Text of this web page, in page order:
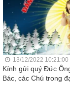
13/12/2022 10:21:00
Kính gửi quý Đức
Bác, các Chú trong